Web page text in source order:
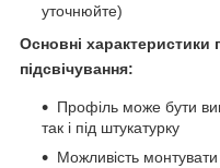
уточнюйте)
Основні характеристики
підсвічування:
Профіль може бути
так і під штукатурку
Можливість